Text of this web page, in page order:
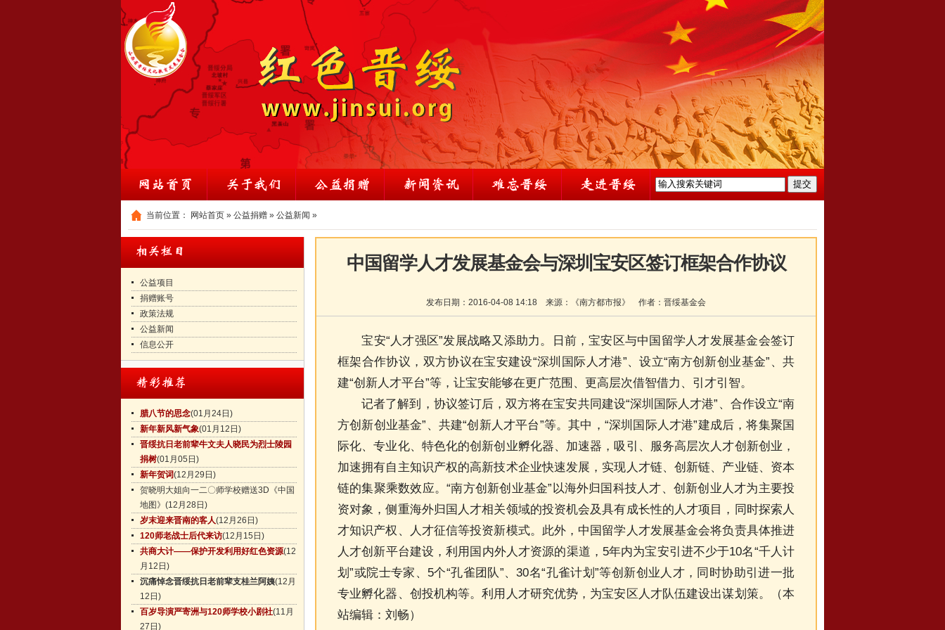
当前位置： 网站首页 » 公益捐赠 » 公益新闻 »
公益项目
捐赠账号
政策法规
公益新闻
信息公开
腊八节的思念(01月24日)
新年新风新气象(01月12日)
晋绥抗日老前辈牛文夫人晓民为烈士陵园
捐树(01月05日)
新年贺词(12月29日)
贺晓明大姐向一二〇师学校赠送3D《中国
地图》 (12月28日)
岁末迎来晋南的客人(12月26日)
120师老战士后代来访(12月15日)
共商大计——保护开发利用好红色资源(12
月12日)
沉痛悼念晋绥抗日老前辈支桂兰阿姨(12月
12日)
百岁导演严寄洲与120师学校小剧社(11月
27日)
中国留学人才发展基金会与深圳宝安区签订框架合作协议
发布日期： 2016-04-08 14:18 来源： 《南方都市报》 作者： 晋绥基金会
宝安“人才强区”发展战略又添助力。日前，宝安区与中国留学人才发展基金会签订
框架合作协议，双方协议在宝安建设“深圳国际人才港”、设立“南方创新创业基金”、共
建“创新人才平台”等，让宝安能够在更广范围、更高层次借智借力、引才引智。
记者了解到，协议签订后，双方将在宝安共同建设“深圳国际人才港”、合作设立“南
方创新创业基金”、共建“创新人才平台”等。其中，“深圳国际人才港”建成后，将集聚国
际化、专业化、特色化的创新创业孵化器、加速器，吸引、服务高层次人才创新创业，
加速拥有自主知识产权的高新技术企业快速发展，实现人才链、创新链、产业链、资本
链的集聚乘数效应。“南方创新创业基金”以海外归国科技人才、创新创业人才为主要投
资对象，侧重海外归国人才相关领域的投资机会及具有成长性的人才项目，同时探索人
才知识产权、人才征信等投资新模式。此外，中国留学人才发展基金会将负责具体推进
人才创新平台建设，利用国内外人才资源的渠道，5年内为宝安引进不少于10名“千人计
划”或院士专家、5个“孔雀团队”、30名“孔雀计划”等创新创业人才，同时协助引进一批
专业孵化器、创投机构等。利用人才研究优势，为宝安区人才队伍建设出谋划策。（本
站编辑：刘畅）